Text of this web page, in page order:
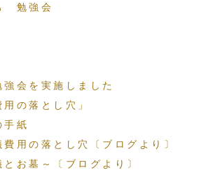
勉強会
会を実施しました
の落とし穴」
手紙
用の落とし穴〔ブログより〕
お墓～〔ブログより〕